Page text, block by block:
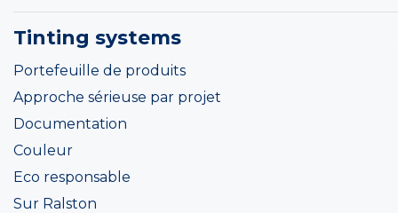
Tinting systems
Portefeuille de produits
Approche sérieuse par projet
Documentation
Couleur
Eco responsable
Sur Ralston